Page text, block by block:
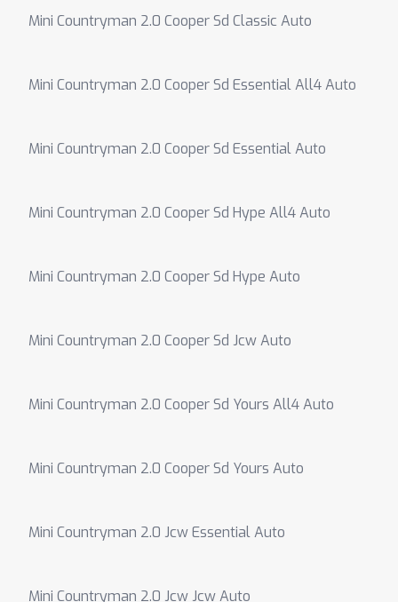
Mini Countryman 2.0 Cooper Sd Classic Auto
Mini Countryman 2.0 Cooper Sd Essential All4 Auto
Mini Countryman 2.0 Cooper Sd Essential Auto
Mini Countryman 2.0 Cooper Sd Hype All4 Auto
Mini Countryman 2.0 Cooper Sd Hype Auto
Mini Countryman 2.0 Cooper Sd Jcw Auto
Mini Countryman 2.0 Cooper Sd Yours All4 Auto
Mini Countryman 2.0 Cooper Sd Yours Auto
Mini Countryman 2.0 Jcw Essential Auto
Mini Countryman 2.0 Jcw Jcw Auto